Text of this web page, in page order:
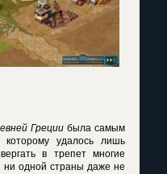
Грециибыла самым
которому удалось лишь
в трепет многие
ни одной страны даже не